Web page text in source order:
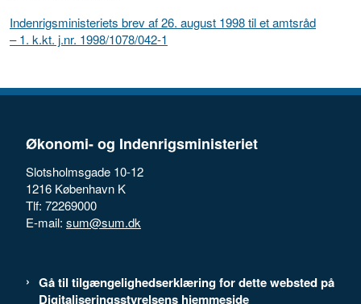
Indenrigsministeriets brev af 26. august 1998 til et amtsråd
– 1. k.kt. j.nr. 1998/1078/042-1
Økonomi- og Indenrigsministeriet
Slotsholmsgade 10-12
1216 København K
Tlf: 72269000
E-mail: sum@sum.dk
Gå til tilgængelighedserklæring for dette websted på
Digitaliseringsstyrelsens hjemmeside